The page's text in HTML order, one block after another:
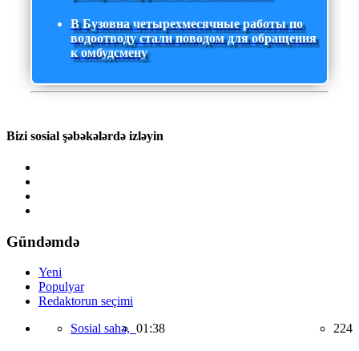
В Бузовна четырехмесячные работы по
водоотводу стали поводом для обращения
к омбудсмену
Bizi sosial şəbəkələrdə izləyin
Gündəmdə
Yeni
Populyar
Redaktorun seçimi
Sosial sahə, 01:38 224